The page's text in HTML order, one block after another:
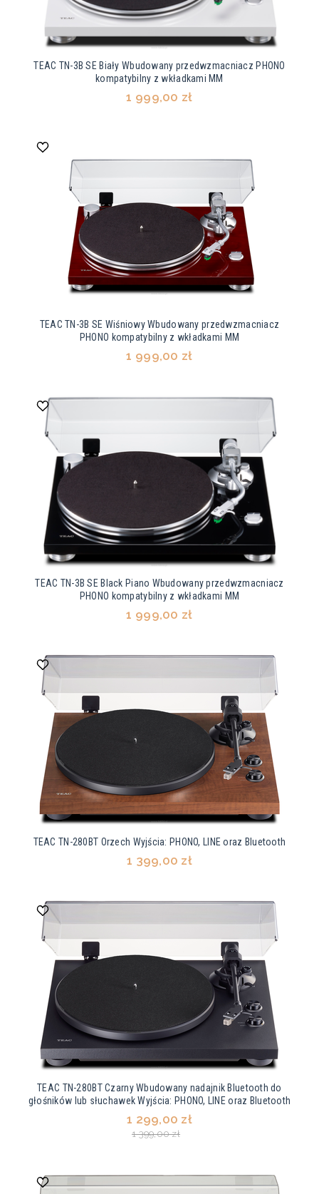
TEAC TN-3B SE Biały Wbudowany przedwzmacniacz PHONO
kompatybilny z wkładkami MM
1 999,00 zł
TEAC TN-3B SE Wiśniowy Wbudowany przedwzmacniacz
PHONO kompatybilny z wkładkami MM
1 999,00 zł
TEAC TN-3B SE Black Piano Wbudowany przedwzmacniacz
PHONO kompatybilny z wkładkami MM
1 999,00 zł
TEAC TN-280BT Orzech Wyjścia: PHONO, LINE oraz Bluetooth
1 399,00 zł
TEAC TN-280BT Czarny Wbudowany nadajnik Bluetooth do
głośników lub słuchawek Wyjścia: PHONO, LINE oraz Bluetooth
1 299,00 zł
1 399,00 zł